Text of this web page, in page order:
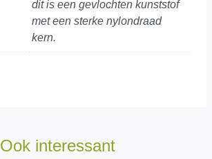
dit is een gevlochten kunststof
met een sterke nylondraad
kern.
Ook interessant